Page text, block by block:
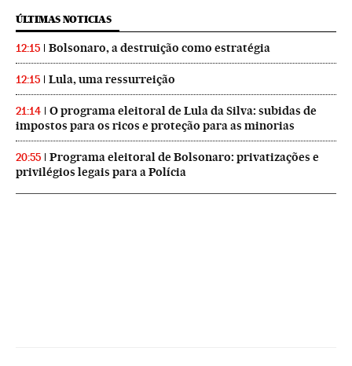
ÚLTIMAS NOTICIAS
12:15 Bolsonaro, a destruição como estratégia
12:15 Lula, uma ressurreição
21:14
O programa eleitoral de Lula da Silva: subidas de
impostos para os ricos e proteção para as minorias
20:55
Programa eleitoral de Bolsonaro: privatizações e
privilégios legais para a Polícia